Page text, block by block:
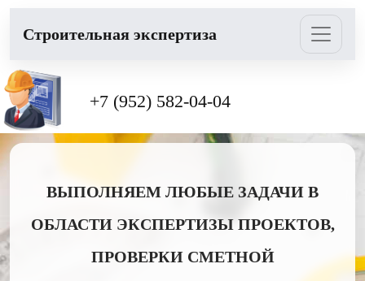
Cтроительная экспертиза
+7 (952) 582-04-04
ВЫПОЛНЯЕМ ЛЮБЫЕ ЗАДАЧИ В
ОБЛАСТИ ЭКСПЕРТИЗЫ ПРОЕКТОВ,
ПРОВЕРКИ СМЕТНОЙ